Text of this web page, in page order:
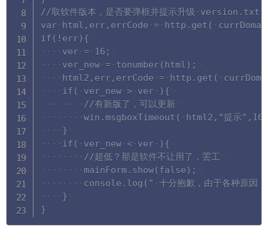
//取软件版本，是否要弹框并提示升级
version.txt
var html,err,errCode = http.get(
if(!err){
ver =
16;
ver_new = tonumber(html);
html2,err,errCode = http.get(
if(
ver_new > ver
){
//有新版了，可以更新
win.msgboxTimeout(
html2,"提示
}
if(
ver_new < ver
){
//超低？那是软件不让用了，罢工
mainForm.show(false);
console.log("
十分抱歉，由于各种原因
}
}